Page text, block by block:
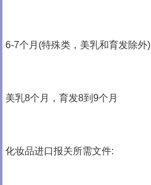
6-7个月(特殊类，美乳和育发除外)
美乳8个月，育发8到9个月
化妆品进口报关所需文件: